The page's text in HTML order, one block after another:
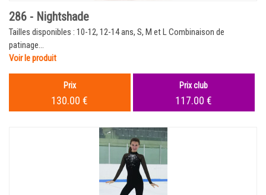
286 - Nightshade
Tailles disponibles : 10-12, 12-14 ans, S, M et L Combinaison de
patinage...
Voir le produit
Prix
130.00 €
Prix club
117.00 €